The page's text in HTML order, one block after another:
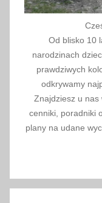
Od blisko 10
narodzinach
prawdziwych
odkrywamy
Znajdziesz u nas
cenniki, poradniki
plany na udane